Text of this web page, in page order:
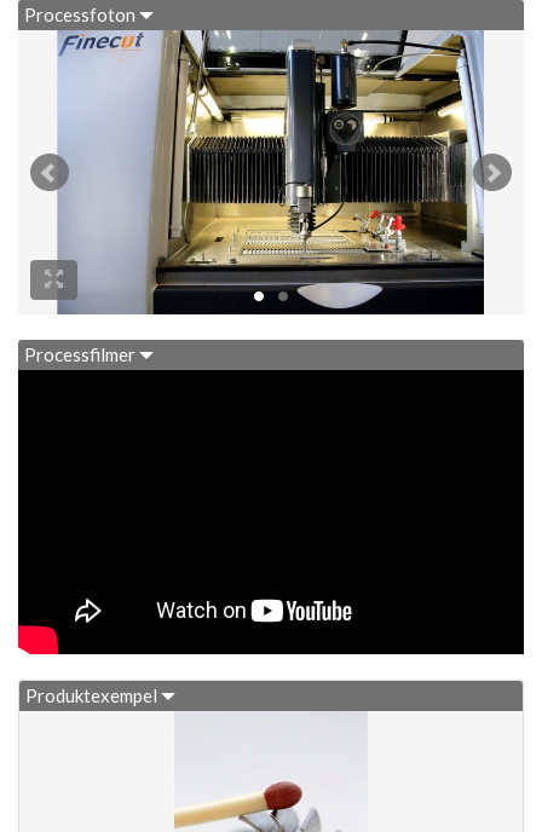
Processfoton
Processfilmer
Produktexempel